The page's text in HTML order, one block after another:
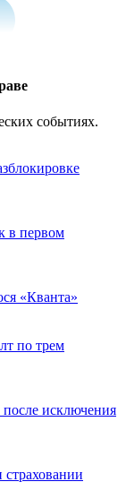
событиях.
в первом
«Кванта»
по трем
после исключения